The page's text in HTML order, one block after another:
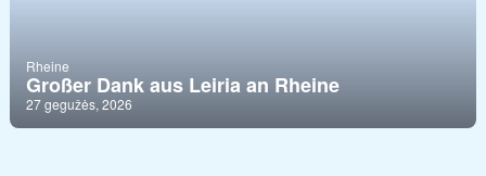
Rheine
Großer Dank aus Leiria an Rheine
27 gegužės, 2026